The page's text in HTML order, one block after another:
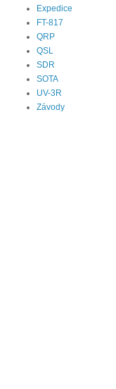
Expedice
FT-817
QRP
QSL
SDR
SOTA
UV-3R
Závody